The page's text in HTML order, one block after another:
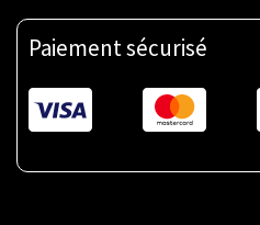
Paiement sécurisé